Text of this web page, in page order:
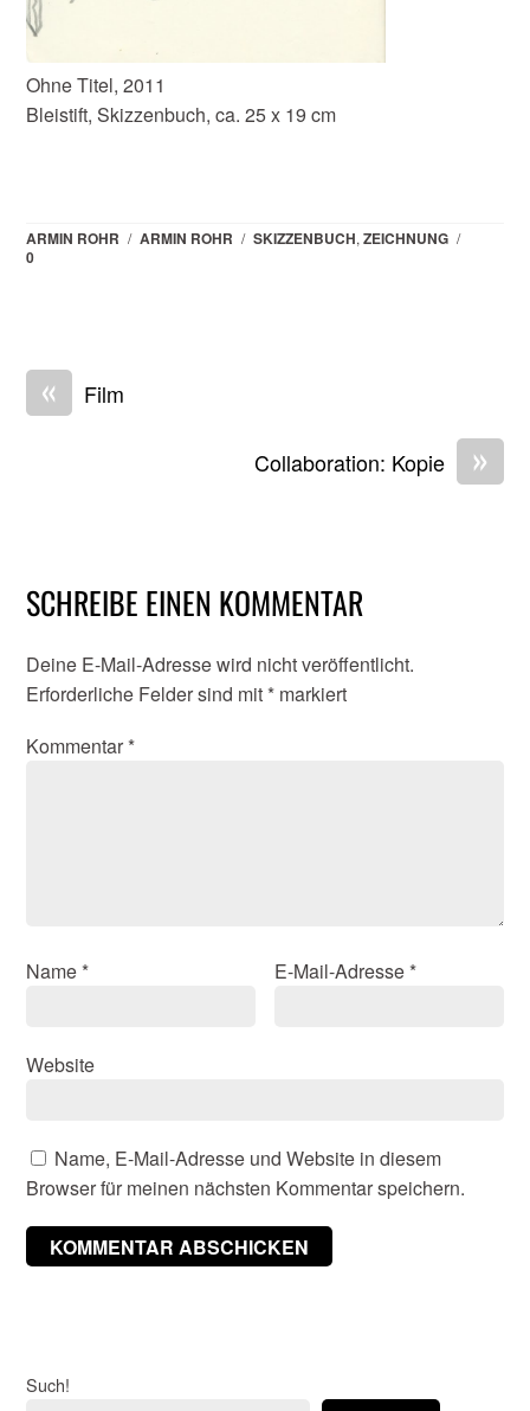
Ohne Titel, 2011
Bleistift, Skizzenbuch, ca. 25 x 19 cm
ARMIN ROHR / ARMIN ROHR / SKIZZENBUCH,ZEICHNUNG /
0
« Film
»
Collaboration: Kopie
SCHREIBE EINEN KOMMENTAR
Deine E-Mail-Adresse wird nicht veröffentlicht.
Erforderliche Felder sind mit * markiert
Kommentar *
Name * E-Mail-Adresse *
Website
Name, E-Mail-Adresse und Website in diesem
Browser für meinen nächsten Kommentar speichern.
Such!